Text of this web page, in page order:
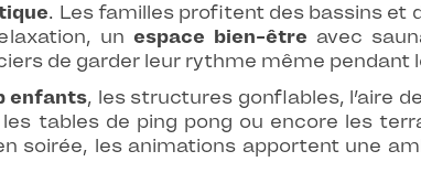
. Les familles profitent des bassins et
un espace bien-être avec
de garder leur rythme même pendant
enfants, les structures gonflables, l’aire
tables de ping pong ou encore les
soirée, les animations apportent une